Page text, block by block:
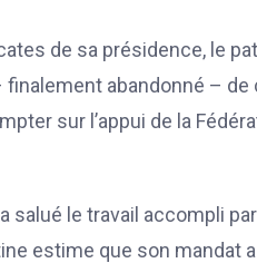
de sa présidence, le
abandonné – de
sur l’appui de la
salué le travail accompli
estime que son mandat